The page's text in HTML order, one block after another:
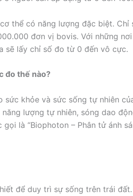
thể có năng lượng đặc biệt. Chỉ
đơn vị bovis. Với những
sẽ lấy chỉ số đo từ 0 đến vô cực.
đo thế nào?
sức khỏe và sức sống tự nhiên
lượng tự nhiên, sóng dao
là “Biophoton – Phân tử ánh
để duy trì sự sống trên trái